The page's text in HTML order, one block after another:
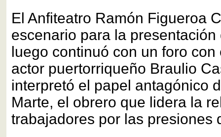
El Anfiteatro Ramón Figueroa
escenario para la
luego continuó con un foro
actor puertorriqueño Braulio
interpretó el papel antagónico
Marte, el obrero que lidera la
trabajadores por las presiones